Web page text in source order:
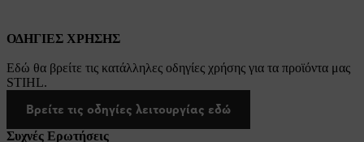
ΟΔΗΓΙΕΣ ΧΡΗΣΗΣ
Εδώ θα βρείτε τις κατάλληλες οδηγίες χρήσης για τα προϊόντα μας
STIHL.
Βρείτε τις οδηγίες λειτουργίας εδώ
Συχνές Ερωτήσεις